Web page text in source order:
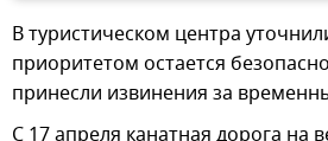
В туристическом центра
приоритетом остается
принесли извинения за
С 17 апреля канатная дорога на